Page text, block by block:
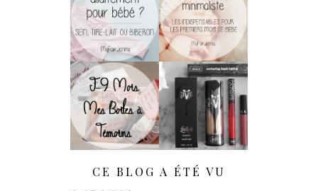
Allaitement :
Biberon, Sein Ou
Tire-Lait ?
[Maternité] La
Liste De Naissance
Minimaliste
[WEDDING] J-9
Mois | DIY : Nos
Boîtes À Témoins
- (BestMan Box)
[Haul] Quand Kat
Von D. Débarque
En France...
CE BLOG A ÉTÉ VU